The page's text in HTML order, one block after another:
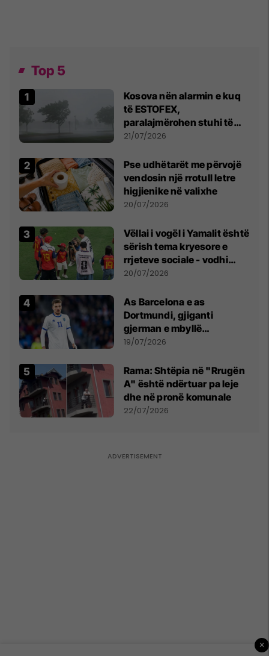
Top 5
Kosova nën alarmin e kuq
të ESTOFEX,
paralajmërohen stuhi të
fuqishme me breshër dhe
21/07/2026
Pse udhëtarët me përvojë
vendosin një rrotull letre
higjienike në valixhe
20/07/2026
Vëllai i vogël i Yamalit është
sërish tema kryesore e
rrjeteve sociale - vodhi
vëmendjen pas finales së
20/07/2026
As Barcelona e as
Dortmundi, gjiganti
gjerman e mbyllë
marrëveshjen për Fisnik
19/07/2026
Rama: Shtëpia në "Rrugën
A" është ndërtuar pa leje
dhe në pronë komunale
22/07/2026
×